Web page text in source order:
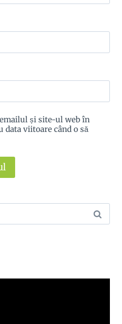
și site-ul web în
data viitoare când o să